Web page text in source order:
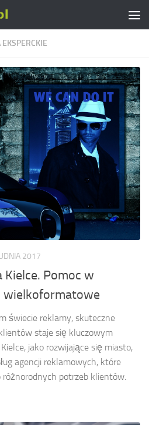
2017
Pomoc w
wielkoformatowe
świecie reklamy, skuteczne
staje się kluczowym
jako rozwijające się miasto,
agencji reklamowych, które
potrzeb klientów.